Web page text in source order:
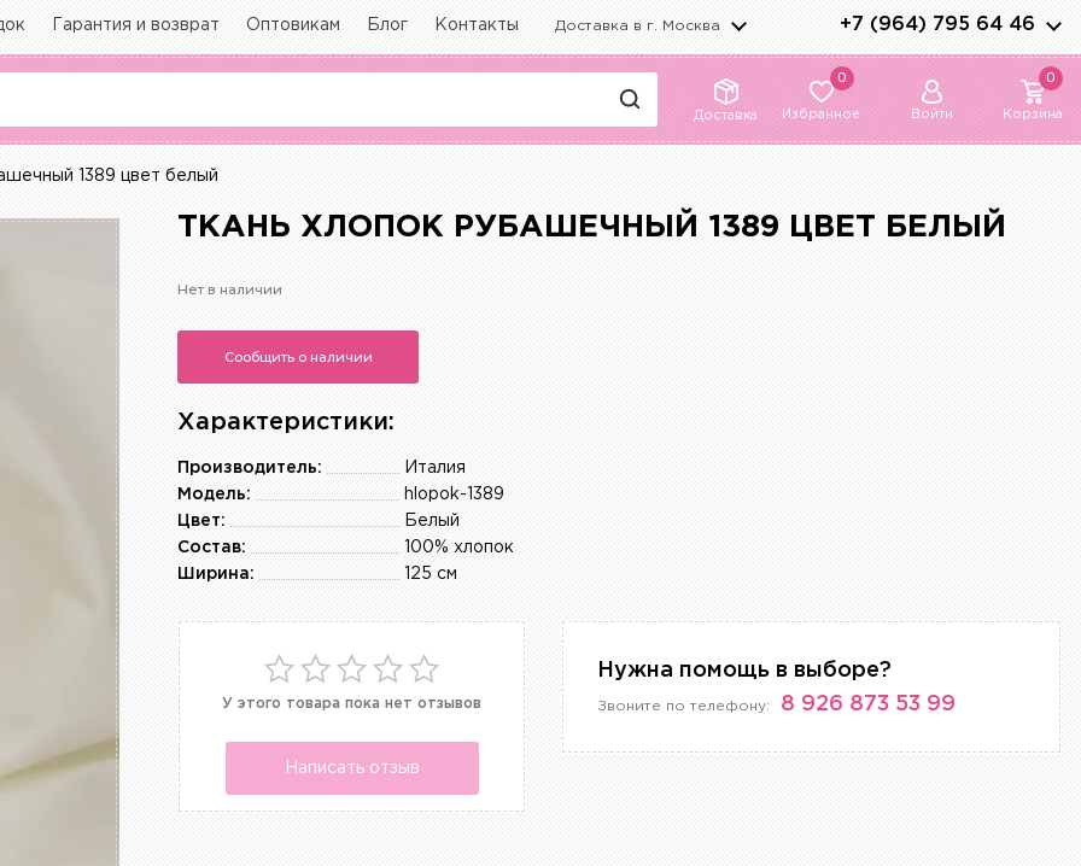
Гарантия и возврат Оптовикам Блог Контакты Доставка в г. Москва +7 (964) 795 64 46
Доставка
0
Избранное Войти
0
Корзина
1389 цвет белый
ТКАНЬ ХЛОПОК РУБАШЕЧНЫЙ 1389 ЦВЕТ БЕЛЫЙ
Нет в наличии
Сообщить о наличии
Характеристики:
Италия
Производитель:
hlopok-1389
Модель:
Белый
Цвет:
100% хлопок
Состав:
125 см
Ширина:
У этого товара пока нет отзывов
Написать отзыв
Нужна помощь в выборе?
Звоните по телефону: 8 926 873 53 99